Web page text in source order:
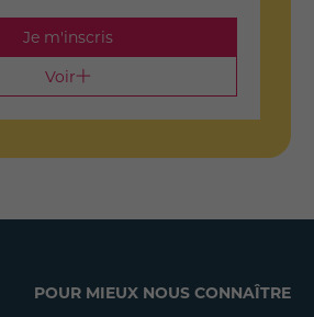
Je m'inscris
Voir
POUR MIEUX NOUS CONNAÎTRE